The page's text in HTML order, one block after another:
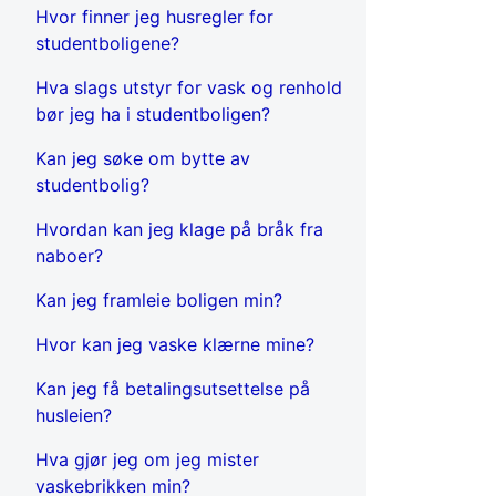
Hvor finner jeg husregler for
studentboligene?
Hva slags utstyr for vask og renhold
bør jeg ha i studentboligen?
Kan jeg søke om bytte av
studentbolig?
Hvordan kan jeg klage på bråk fra
naboer?
Kan jeg framleie boligen min?
Hvor kan jeg vaske klærne mine?
Kan jeg få betalingsutsettelse på
husleien?
Hva gjør jeg om jeg mister
vaskebrikken min?